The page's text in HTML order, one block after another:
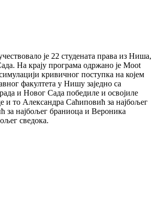
је 22 студената права из Ниша,
На крају програма одржано је Moot
кривичног поступка на којем
факултета у Нишу заједно са
и Новог Сада победиле и освојиле
и то Александра Саћиповић за најбољег
за најбољег браниоца и Вероника
сведока.